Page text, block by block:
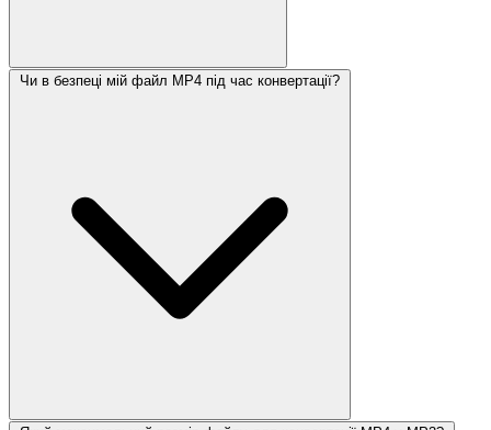
Чи в безпеці мій файл MP4 під час конвертації?